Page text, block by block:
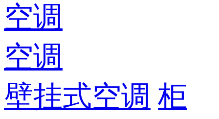
空调
空调
壁挂式空调 柜